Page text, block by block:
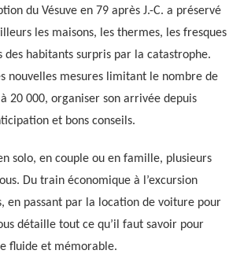
du Vésuve en 79 après J.-C. a préservé
les maisons, les thermes, les fresques
habitants surpris par la catastrophe.
nouvelles mesures limitant le nombre de
20 000, organiser son arrivée depuis
et bons conseils.
solo, en couple ou en famille, plusieurs
Du train économique à l’excursion
en passant par la location de voiture pour
détaille tout ce qu’il faut savoir pour
fluide et mémorable.